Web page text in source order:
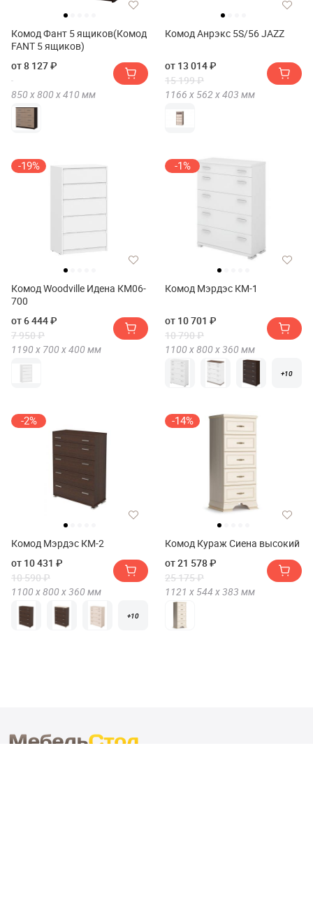
Комод Фант 5 ящиков(Комод
FANT 5 ящиков)
от 8 127 ₽
850 х800 х410 мм
Комод Анрэкс 5S/56 JAZZ
от 13 014 ₽
15 199 ₽
1166 х 562 х403 мм
-19%
Комод Woodville Идена КМ06-
700
от 6 444 ₽
7 950 ₽
1190 х 700 х400 мм
-1%
Комод Мэрдэс КМ-1
от 10 701 ₽
10 790 ₽
1100 х800 х360 мм
+10
-2%
Комод Мэрдэс КМ-2
от 10 431 ₽
10 590 ₽
1100 х800 х360 мм
+10
-14%
Комод Кураж Сиена высокий
от 21 578 ₽
25 175 ₽
1121 х 544 х383 мм